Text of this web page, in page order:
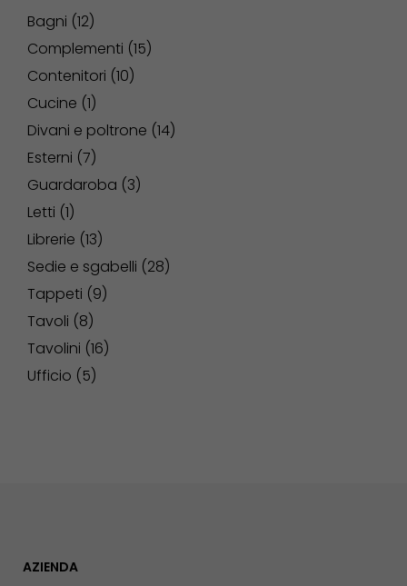
Bagni 12
Complementi 15
Contenitori 10
Cucine 1
Divani e poltrone 14
Esterni 7
Guardaroba 3
Letti 1
Librerie 13
Sedie e sgabelli 28
Tappeti 9
Tavoli 8
Tavolini 16
Ufficio
5
AZIENDA